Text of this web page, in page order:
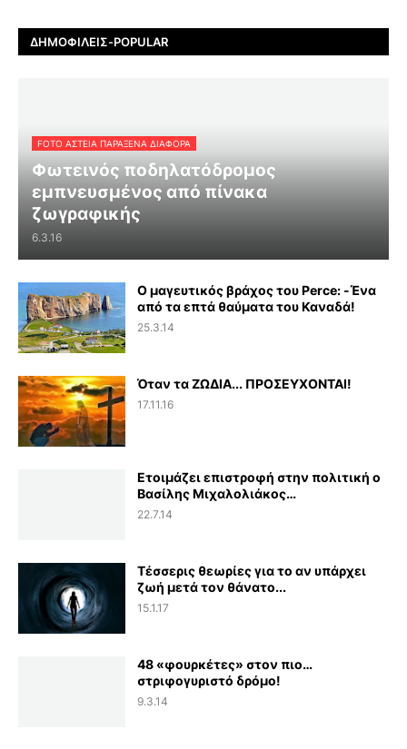
ΔΗΜΟΦΙΛΕΊΣ-POPULAR
FOTO ΑΣΤΕΙΑ ΠΑΡΑΞΕΝΑ ΔΙΑΦΟΡΑ
Φωτεινός ποδηλατόδρομος
εμπνευσμένος από πίνακα
ζωγραφικής
6.3.16
Ο μαγευτικός βράχος του Perce: -Ένα
από τα επτά θαύματα του Καναδά!
25.3.14
Όταν τα ΖΩΔΙΑ... ΠΡΟΣΕΥΧΟΝΤΑΙ!
17.11.16
Ετοιμάζει επιστροφή στην πολιτική ο
Βασίλης Μιχαλολιάκος…
22.7.14
Τέσσερις θεωρίες για το αν υπάρχει
ζωή μετά τον θάνατο...
15.1.17
48 «φουρκέτες» στον πιο…
στριφογυριστό δρόμο!
9.3.14